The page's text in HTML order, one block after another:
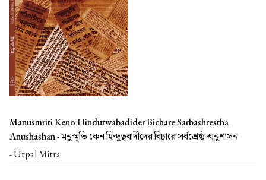
Manusmriti Keno Hindutwabadider Bichare Sarbashrestha
Anushashan -মনুস্মৃতি কেন হিন্দুত্ববাদীদের বিচারে সর্বশ্রেষ্ঠ অনুশাসন
- Utpal Mitra